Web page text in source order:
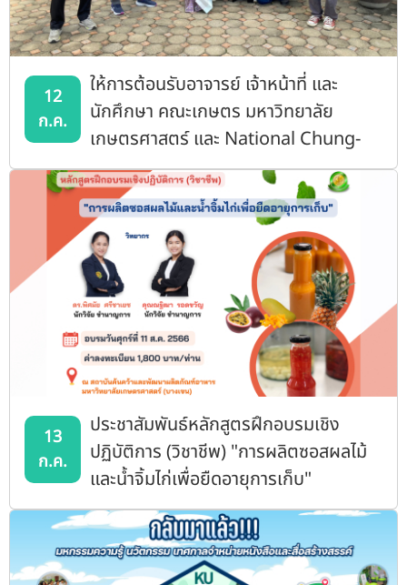
12
ก.ค.
ให้การต้อนรับอาจารย์ เจ้าหน้าที่ และ
นักศึกษา คณะเกษตร มหาวิทยาลัย
เกษตรศาสตร์ และ National Chung-
Hsing University สาธารณรัฐจีน เข้า
เยี่ยมชมดูงานสถาบันฯ
13
ก.ค.
ประชาสัมพันธ์หลักสูตรฝึกอบรมเชิง
ปฏิบัติการ (วิชาชีพ) "การผลิตซอสผลไม้
และน้ำจิ้มไก่เพื่อยืดอายุการเก็บ"